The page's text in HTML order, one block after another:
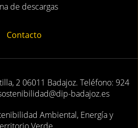
de descargas
Contacto
2 06011 Badajoz. Teléfono: 924
badajoz.es
Ambiental, Energía y